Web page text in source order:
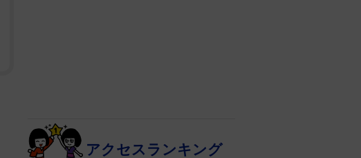
アクセスランキング